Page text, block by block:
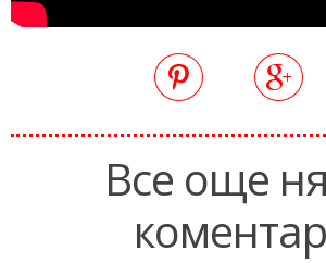
Все още